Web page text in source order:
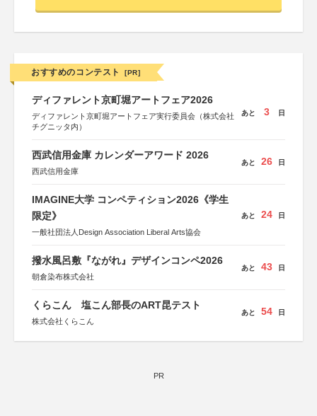
おすすめのコンテスト [PR]
ディファレント京町堀アートフェア2026
ディファレント京町堀アートフェア実行委員会（株式会社
チグニッタ内）
あと 3 日
西武信用金庫 カレンダーアワード 2026
西武信用金庫
あと 26 日
IMAGINE大学 コンペティション2026《学生
限定》
一般社団法人Design Association Liberal Arts協会
あと 24 日
撥水風呂敷『ながれ』デザインコンペ2026
朝倉染布株式会社
あと 43 日
くらこん 塩こん部長のART昆テスト
株式会社くらこん
あと 54 日
PR